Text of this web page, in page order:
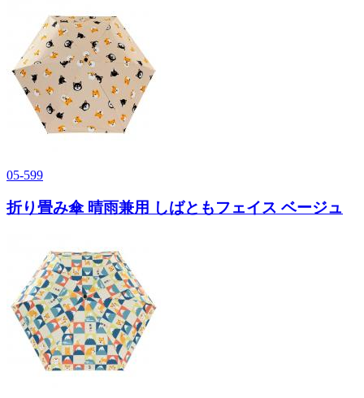
05-599
折り畳み傘 晴雨兼用 しばともフェイス ベージュ